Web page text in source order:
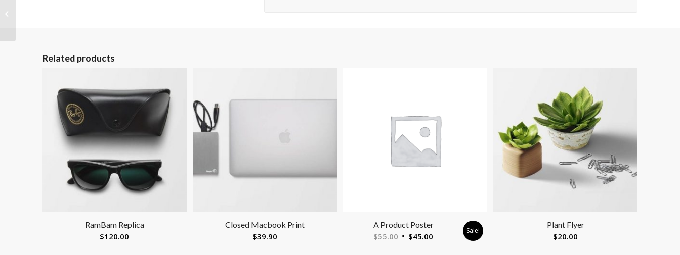
Related products
RamBam Replica
$120.00
Closed Macbook Print
$39.90
A Product Poster
$55.00 $45.00
Sale!
Plant Flyer
$20.00